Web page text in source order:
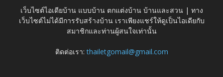
เว็บไซต์ไอเดียบ้าน แบบบ้าน ตกแต่งบ้าน บ้านและสวน | ทาง
เว็บไซต์ไม่ได้มีการรับสร้างบ้าน เราเพียงแชร์ให้ดูเป็นไอเดียกับ
สมาชิกและท่านผู้สนใจเท่านั้น
ติดต่อเรา:thailetgomail@gmail.com